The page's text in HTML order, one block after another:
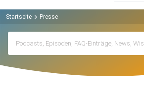
Startseite Presse